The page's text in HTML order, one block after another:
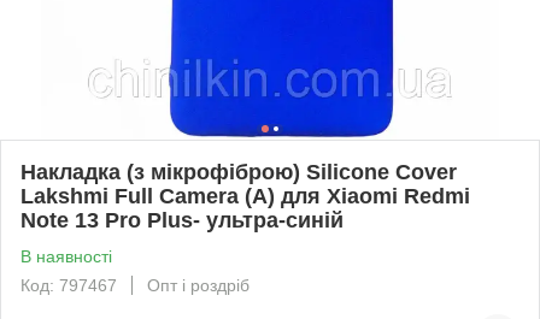
Накладка (з мікрофіброю) Silicone Cover
Lakshmi Full Camera (A) для Xiaomi Redmi
Note 13 Pro Plus- ультра-синій
В наявності
Код: 797467
Опт і роздріб